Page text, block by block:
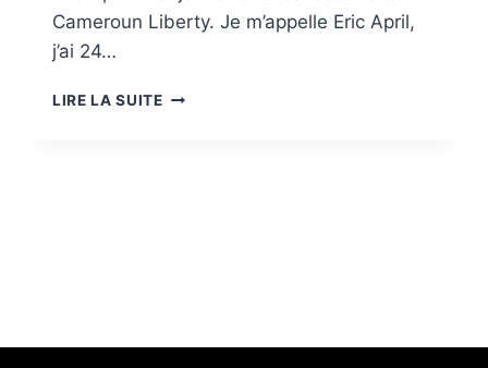
Cameroun Liberty. Je m’appelle Eric April,
j’ai 24…
LIRE LA SUITE